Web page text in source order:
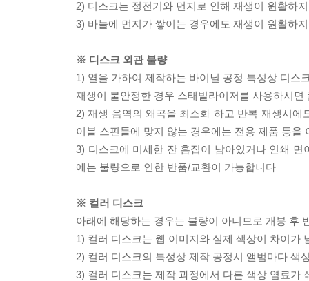
2) 디스크는 정전기와 먼지로 인해 재생이 원활하
3) 바늘에 먼지가 쌓이는 경우에도 재생이 원활하
※ 디스크 외관 불량
1) 열을 가하여 제작하는 바이닐 공정 특성상 디스
재생이 불안정한 경우 스태빌라이저를 사용하시
2) 재생 음역의 왜곡을 최소화 하고 반복 재생시
이블 스핀들에 맞지 않는 경우에는 전용 제품 등
3) 디스크에 미세한 잔 흠집이 남아있거나 인쇄
에는 불량으로 인한 반품/교환이 가능합니다
※ 컬러 디스크
아래에 해당하는 경우는 불량이 아니므로 개봉 후
1) 컬러 디스크는 웹 이미지와 실제 색상이 차이가
2) 컬러 디스크의 특성상 제작 공정시 앨범마다 색
3) 컬러 디스크는 제작 과정에서 다른 색상 염료가